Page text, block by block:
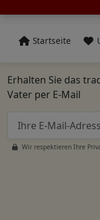
Startseite
Erhalten Sie das
Vater per E-Mail
Wir respektieren Ihre